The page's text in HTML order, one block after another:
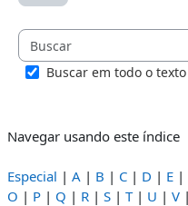
Buscar em todo o texto
Navegar usando este índice
Especial | A | B | C | D | E |
O | P | Q | R | S | T| U | V |